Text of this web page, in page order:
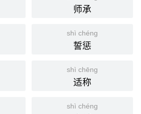
〉诗：「园林富贵何千万，花柳功勋
回》：「虽然未应准，却有几分成
师承
shì chéng
誓惩
shì chēng
适称
shì chéng